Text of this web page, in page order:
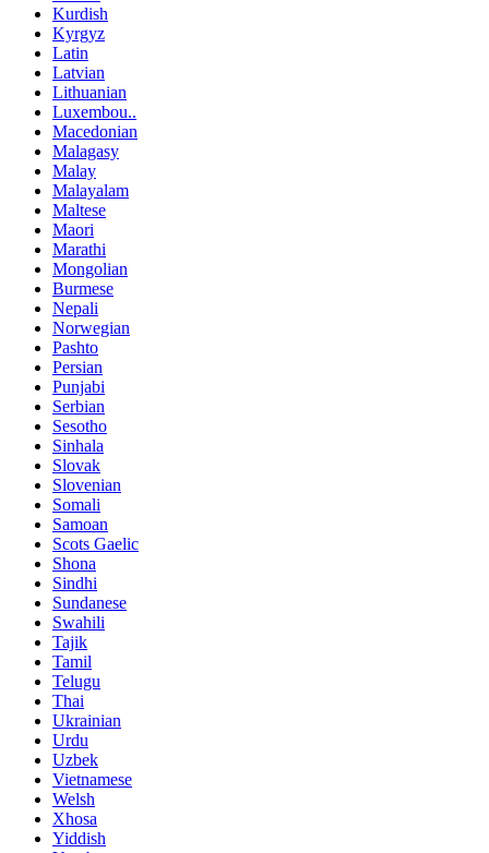
Kurdish
Kyrgyz
Latin
Latvian
Lithuanian
Luxembou..
Macedonian
Malagasy
Malay
Malayalam
Maltese
Maori
Marathi
Mongolian
Burmese
Nepali
Norwegian
Pashto
Persian
Punjabi
Serbian
Sesotho
Sinhala
Slovak
Slovenian
Somali
Samoan
Scots Gaelic
Shona
Sindhi
Sundanese
Swahili
Tajik
Tamil
Telugu
Thai
Ukrainian
Urdu
Uzbek
Vietnamese
Welsh
Xhosa
Yiddish